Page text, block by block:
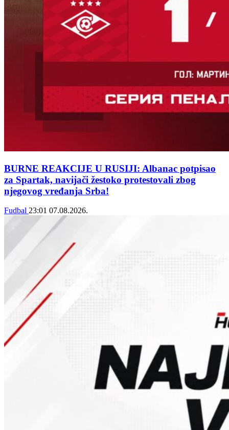
BURNE REAKCIJE U RUSIJI: Albanac potpisao
za Spartak, navijači žestoko protestovali zbog
njegovog vređanja Srba!
Fudbal 23:01 07.08.2026.